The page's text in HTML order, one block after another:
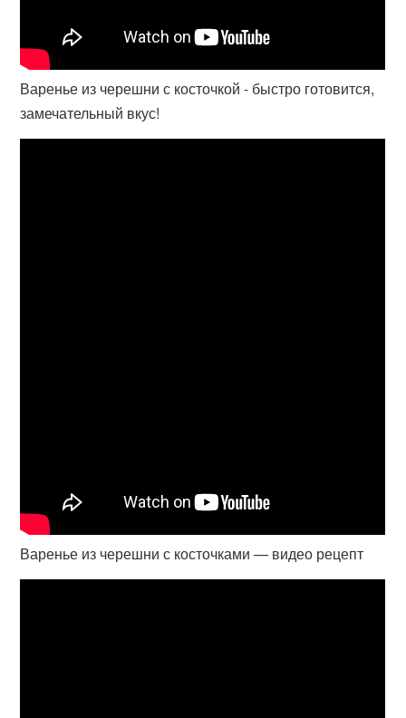
Варенье из черешни с косточкой - быстро готовится,
замечательный вкус!
Варенье из черешни с косточками — видео рецепт